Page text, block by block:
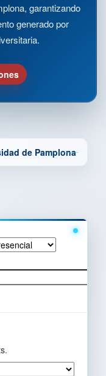
garantizando
generado por
de Pamplona